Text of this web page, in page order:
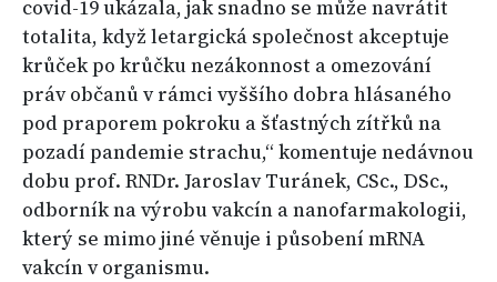
covid-19 ukázala, jak snadno se může navrátit
totalita, když letargická společnost akceptuje
krůček po krůčku nezákonnost a omezování
práv občanů v rámci vyššího dobra hlásaného
pod praporem pokroku a šťastných zítřků na
pozadí pandemie strachu,“ komentuje nedávnou
dobu prof. RNDr. Jaroslav Turánek, CSc., DSc.,
odborník na výrobu vakcín a nanofarmakologii,
který se mimo jiné věnuje i působení mRNA
vakcín v organismu.